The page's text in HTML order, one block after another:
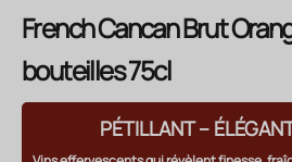
French Cancan Brut
bouteilles 75cl
PÉTILLANT –